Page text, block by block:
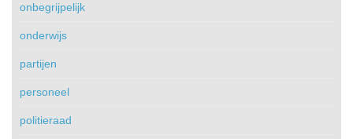
onbegrijpelijk
onderwijs
partijen
personeel
politieraad